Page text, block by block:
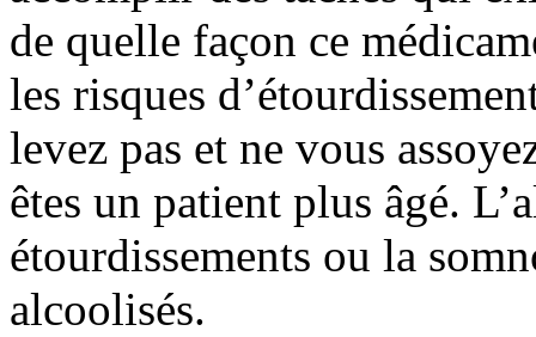
de quelle façon ce
les risques
levez pas et ne vous
êtes un patient plus âgé.
étourdissements ou la
alcoolisés.